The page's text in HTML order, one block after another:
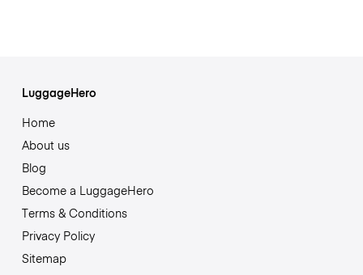
LuggageHero
Home
About us
Blog
Become a LuggageHero
Terms & Conditions
Privacy Policy
Sitemap